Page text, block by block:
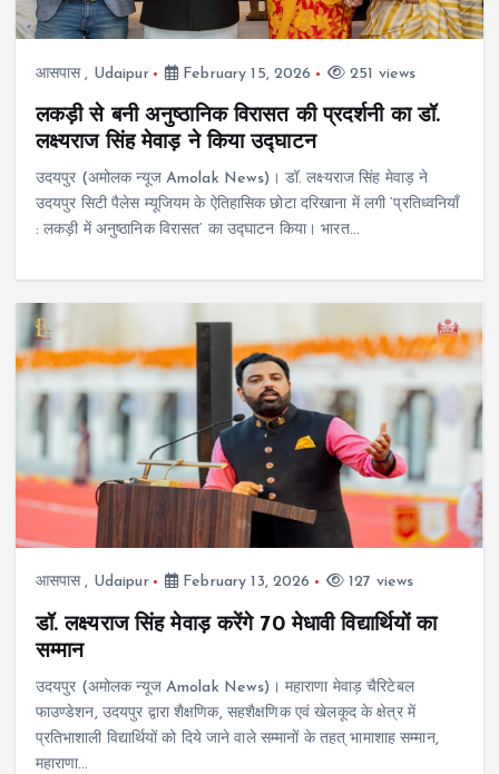
आसपास, Udaipur February 15, 2026 251 views
लकड़ी से बनी अनुष्ठानिक विरासत की प्रदर्शनी का डॉ.
लक्ष्यराज सिंह मेवाड़ ने किया उद्घाटन
उदयपुर (अमोलक न्यूज Amolak News)। डॉ. लक्ष्यराज सिंह मेवाड़ ने
उदयपुर सिटी पैलेस म्यूजियम के ऐतिहासिक छोटा दरिखाना में लगी ‘प्रतिध्वनियाँ
: लकड़ी में अनुष्ठानिक विरासत’ का उद्घाटन किया। भारत…
आसपास, Udaipur February 13, 2026 127 views
डॉ. लक्ष्यराज सिंह मेवाड़ करेंगे 70 मेधावी विद्यार्थियों का
सम्मान
उदयपुर (अमोलक न्यूज Amolak News)। महाराणा मेवाड़ चैरिटेबल
फाउण्डेशन, उदयपुर द्वारा शैक्षणिक, सहशैक्षणिक एवं खेलकूद के क्षेत्र में
प्रतिभाशाली विद्यार्थियों को दिये जाने वाले सम्मानों के तहत् भामाशाह सम्मान,
महाराणा…